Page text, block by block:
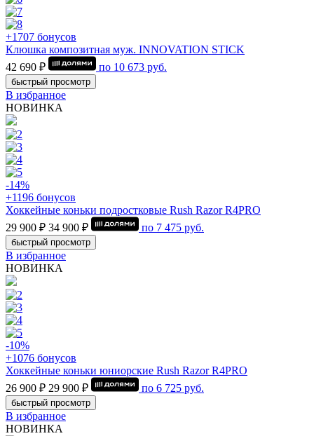
+1707 бонусов
Клюшка композитная муж. INNOVATION STICK
42 690 ₽
по 10 673 руб.
быстрый просмотр
В избранное
НОВИНКА
-14%
+1196 бонусов
Хоккейные коньки подростковые Rush Razor R4PRO
29 900 ₽ 34 900 ₽ по 7 475 руб.
быстрый просмотр
В избранное
НОВИНКА
-10%
+1076 бонусов
Хоккейные коньки юниорские Rush Razor R4PRO
26 900 ₽ 29 900 ₽ по 6 725 руб.
быстрый просмотр
В избранное
НОВИНКА